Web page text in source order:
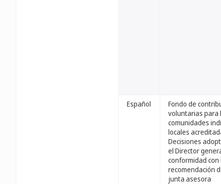
Español
Fondo de
voluntarias para
comunidades
locales
Decisiones
el Director
conformidad con
recomendación
junta asesora